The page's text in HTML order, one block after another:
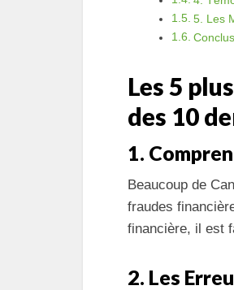
5. Les
Les 5
des 10
1.
Beaucoup de
fraudes
financière, il est
2. Les